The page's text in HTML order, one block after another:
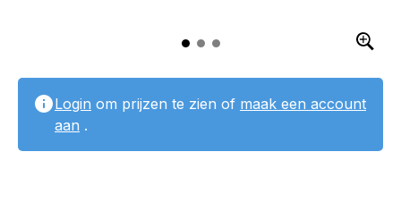
Login om prijzen te zien of maak een account
aan .